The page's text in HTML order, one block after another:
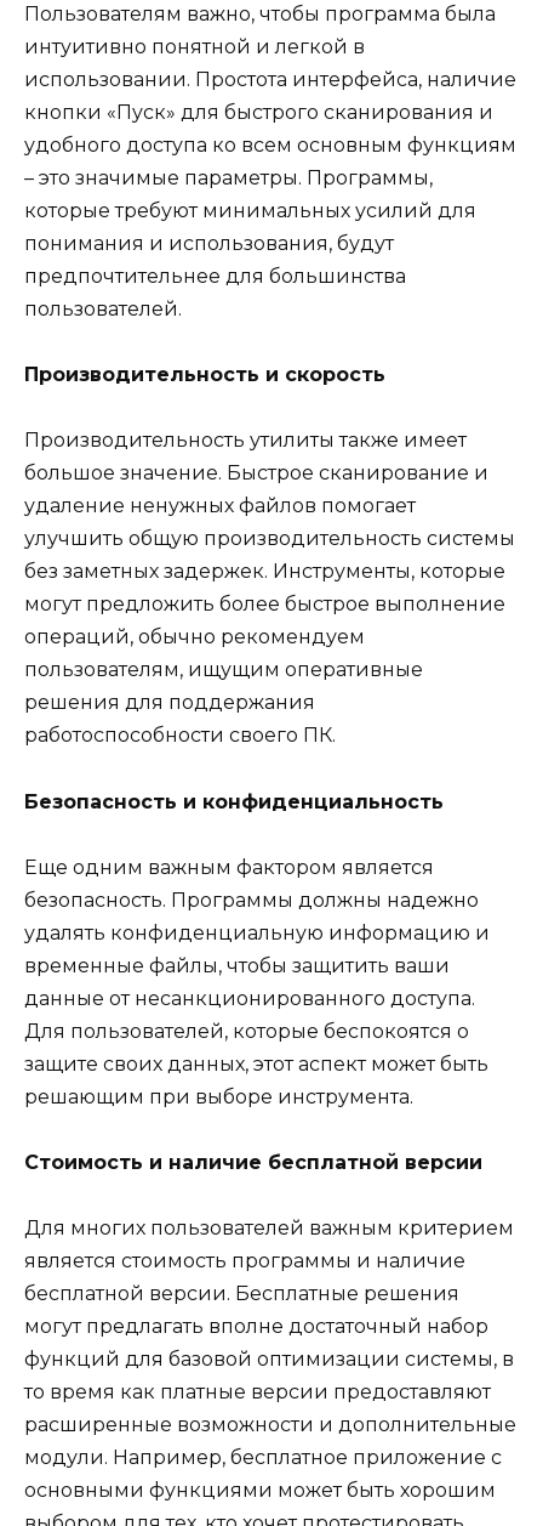
Пользователям важно, чтобы программа была
интуитивно понятной и легкой в
использовании. Простота интерфейса, наличие
кнопки «Пуск» для быстрого сканирования и
удобного доступа ко всем основным функциям
– это значимые параметры. Программы,
которые требуют минимальных усилий для
понимания и использования, будут
предпочтительнее для большинства
пользователей.
Производительность и скорость
Производительность утилиты также имеет
большое значение. Быстрое сканирование и
удаление ненужных файлов помогает
улучшить общую производительность системы
без заметных задержек. Инструменты, которые
могут предложить более быстрое выполнение
операций, обычно рекомендуем
пользователям, ищущим оперативные
решения для поддержания
работоспособности своего ПК.
Безопасность и конфиденциальность
Еще одним важным фактором является
безопасность. Программы должны надежно
удалять конфиденциальную информацию и
временные файлы, чтобы защитить ваши
данные от несанкционированного доступа.
Для пользователей, которые беспокоятся о
защите своих данных, этот аспект может быть
решающим при выборе инструмента.
Стоимость и наличие бесплатной версии
Для многих пользователей важным критерием
является стоимость программы и наличие
бесплатной версии. Бесплатные решения
могут предлагать вполне достаточный набор
функций для базовой оптимизации системы, в
то время как платные версии предоставляют
расширенные возможности и дополнительные
модули. Например, бесплатное приложение с
основными функциями может быть хорошим